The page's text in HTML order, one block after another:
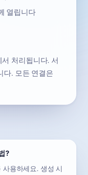
열립니다
처리됩니다. 서
다. 모든 연결은
?
용하세요. 생성 시